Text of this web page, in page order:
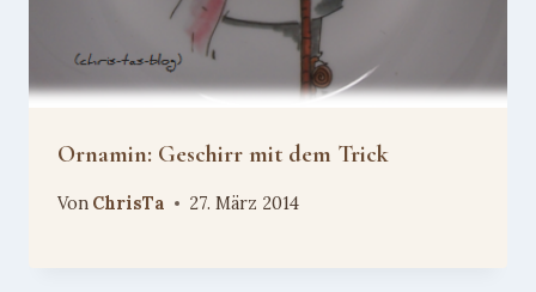
Ornamin: Geschirr mit dem Trick
Von ChrisTa 27. März 2014